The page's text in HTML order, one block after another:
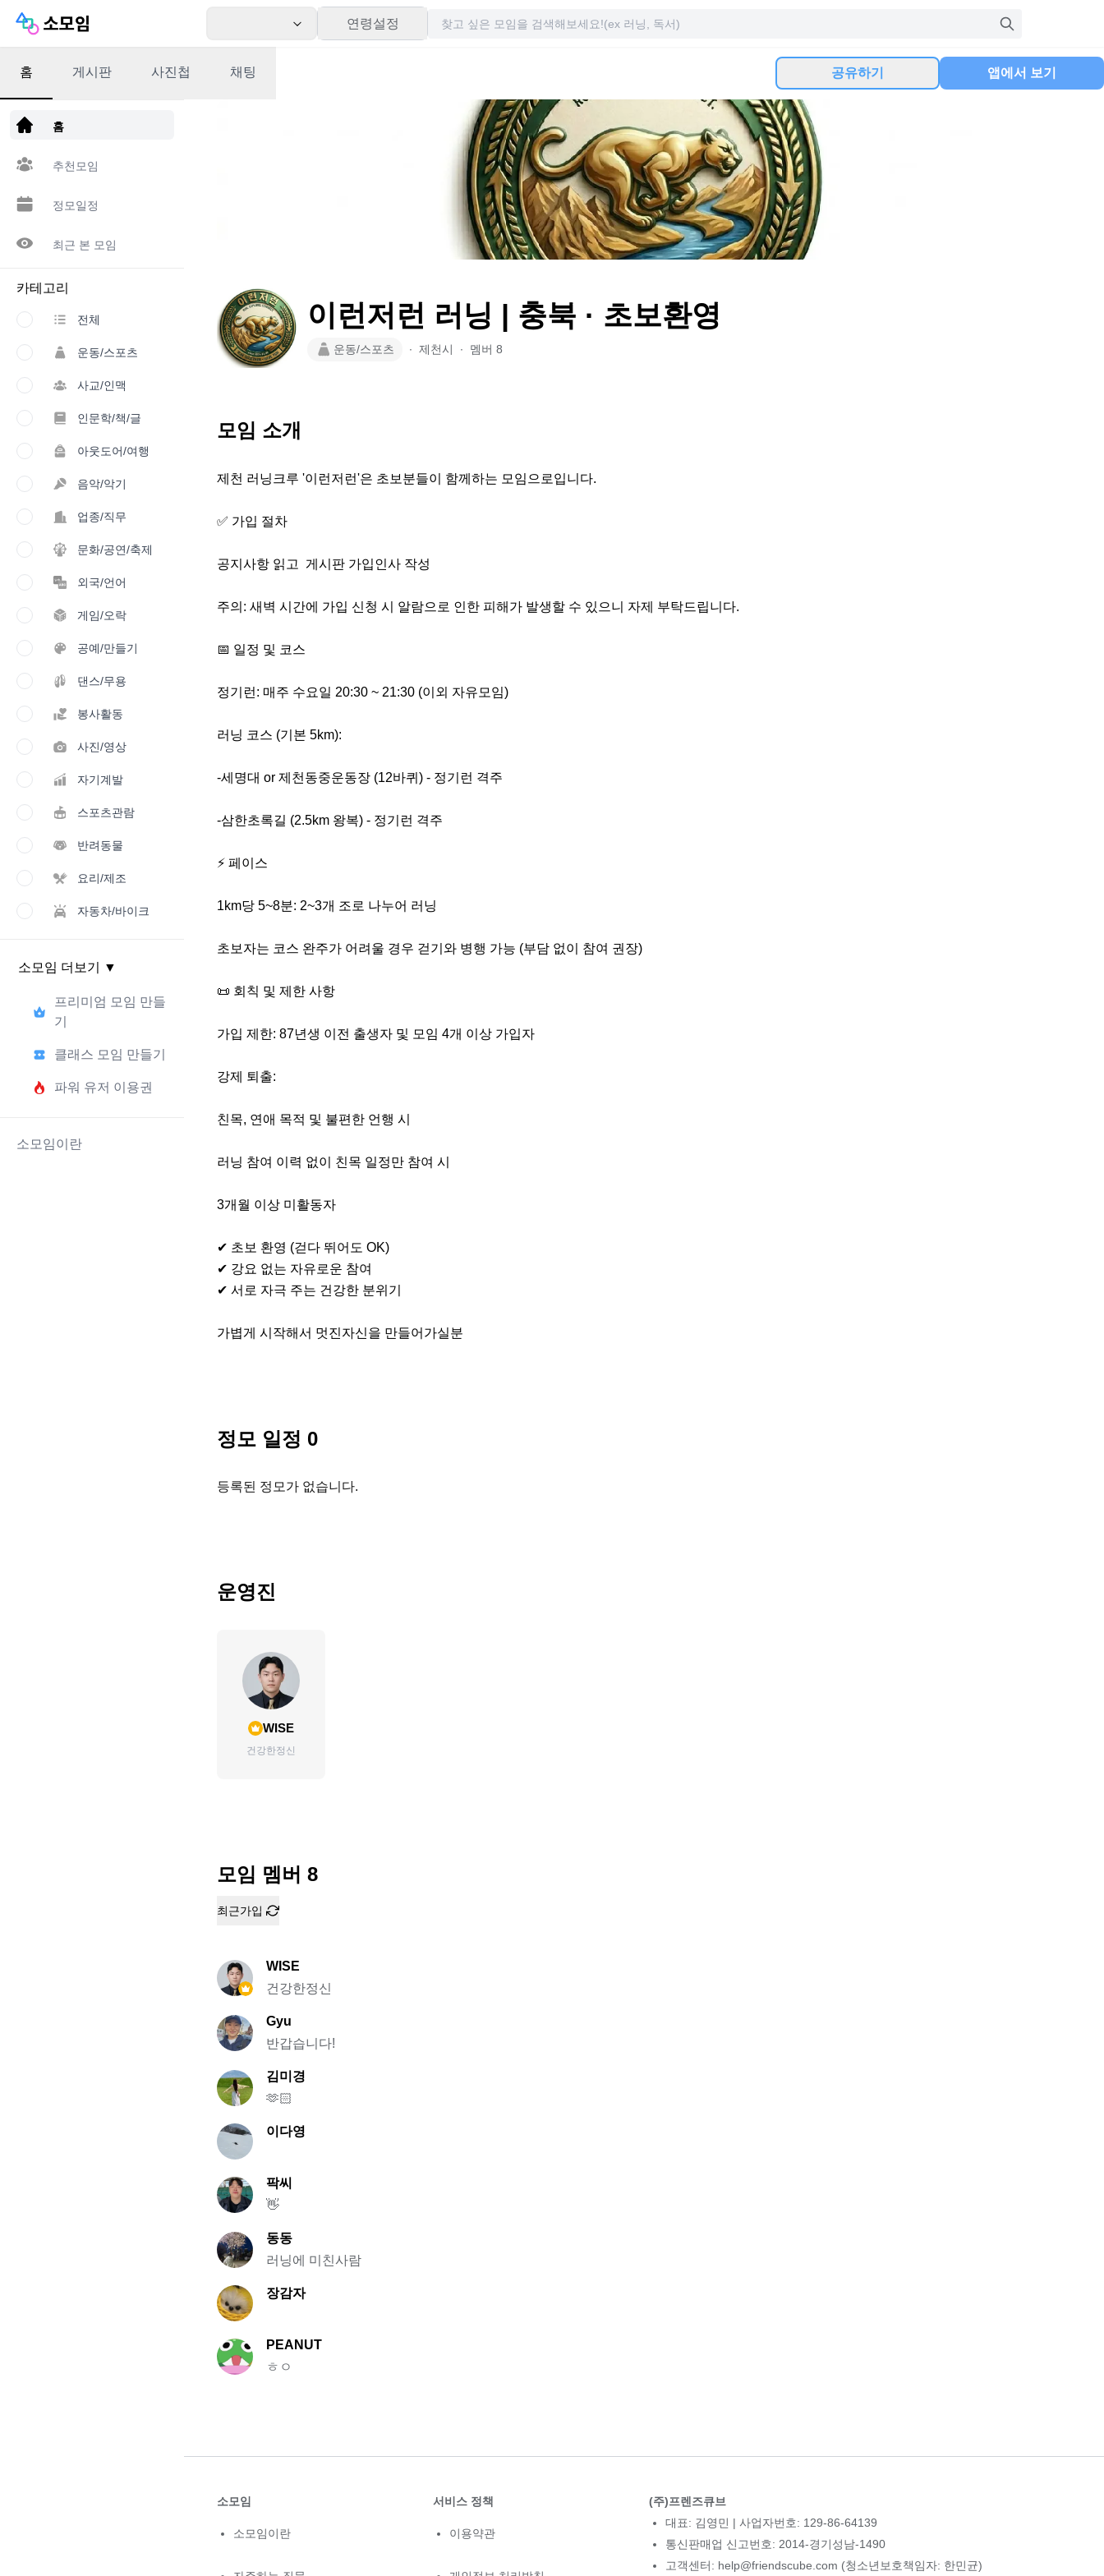
연령설정
앱 다운로드
홈
추천모임
정모일정
최근 본 모임
카테고리
전체
운동/스포츠
사교/인맥
인문학/책/글
아웃도어/여행
음악/악기
업종/직무
문화/공연/축제
외국/언어
게임/오락
공예/만들기
댄스/무용
봉사활동
사진/영상
자기계발
스포츠관람
반려동물
요리/제조
자동차/바이크
소모임 더보기 ▼
프리미엄 모임 만들
기
클래스 모임 만들기
파워 유저 이용권
소모임이란
홈 게시판 사진첩 채팅 공유하기 앱에서 보기
이런저런 러닝 | 충북 · 초보환영
운동/스포츠 ∙ 제천시 ∙ 멤버 8
모임 소개
​제천 러닝크루 '이런저런'은 초보분들이 함께하는 모임으로입니다.
​✅ 가입 절차
​공지사항 읽고  게시판 가입인사 작성
​주의: 새벽 시간에 가입 신청 시 알람으로 인한 피해가 발생할 수 있으니 자제 부탁드립니다.
​📅 일정 및 코스
​정기런: 매주 수요일 20:30 ~ 21:30 (이외 자유모임)
​러닝 코스 (기본 5km):
-​세명대 or 제천동중운동장 (12바퀴) - 정기런 격주
-​삼한초록길 (2.5km 왕복) - 정기런 격주
​⚡ 페이스
​1km당 5~8분: 2~3개 조로 나누어 러닝
​초보자는 코스 완주가 어려울 경우 걷기와 병행 가능 (부담 없이 참여 권장)
​📜 회칙 및 제한 사항
​가입 제한: 87년생 이전 출생자 및 모임 4개 이상 가입자
​강제 퇴출:
​친목, 연애 목적 및 불편한 언행 시
​러닝 참여 이력 없이 친목 일정만 참여 시
​3개월 이상 미활동자
✔ 초보 환영 (걷다 뛰어도 OK)
✔ 강요 없는 자유로운 참여
✔ 서로 자극 주는 건강한 분위기
가볍게 시작해서 멋진자신을 만들어가실분
정모 일정 0
등록된 정모가 없습니다.
운영진
WISE
건강한정신
모임 멤버 8
최근가입
WISE
건강한정신
Gyu
반갑습니다!
김미경
🫶🏻
이다영
팍씨
👋
동동
러닝에 미친사람
장감자
PEANUT
ㅎㅇ
소모임
소모임이란
서비스 정책
이용약관
(주)프렌즈큐브
대표: 김영민 | 사업자번호: 129-86-64139
통신판매업 신고번호: 2014-경기성남-1490
고객센터: help@friendscube.com (청소년보호책임자: 한민균)